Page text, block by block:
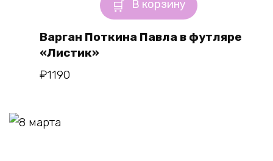
В корзину
Варган Поткина Павла в футляре
«Листик»
₽1190